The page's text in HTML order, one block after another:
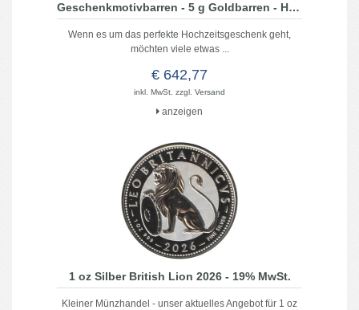
Geschenkmotivbarren - 5 g Goldbarren - Hochzeit
Wenn es um das perfekte Hochzeitsgeschenk geht,
möchten viele etwas ...
€ 642,77
anzeigen
inkl. MwSt. zzgl. Versand
1 oz Silber British Lion 2026 - 19% MwSt.
Kleiner Münzhandel - unser aktuelles Angebot für 1 oz